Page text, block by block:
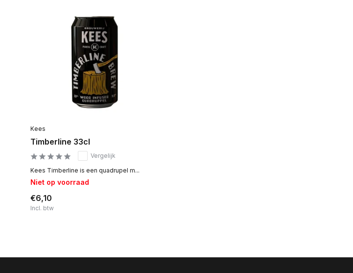
Kees
Timberline 33cl
Vergelijk
Kees Timberline is een quadrupel m...
Niet op voorraad
€6,10
Incl. btw